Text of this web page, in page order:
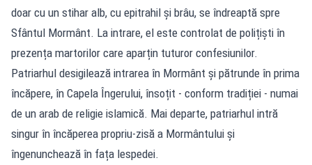
doar cu un stihar alb, cu epitrahil și brâu, se îndreaptă spre
Sfântul Mormânt. La intrare, el este controlat de polițiști în
prezența martorilor care aparțin tuturor confesiunilor.
Patriarhul desigilează intrarea în Mormânt și pătrunde în prima
încăpere, în Capela Îngerului, însoțit - conform tradiției - numai
de un arab de religie islamică. Mai departe, patriarhul intră
singur în încăperea propriu-zisă a Mormântului și
îngenunchează în fața lespedei.